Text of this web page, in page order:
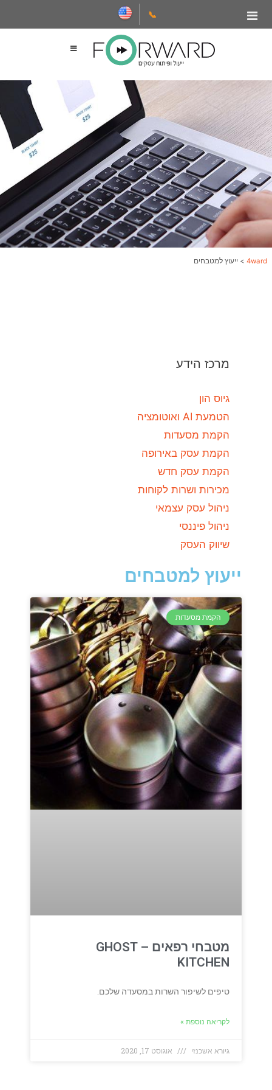
📞
4ward
> ייעוץ למטבחים
מרכז הידע
גיוס הון
הטמעת AI ואוטומציה
הקמת מסעדות
הקמת עסק באירופה
הקמת עסק חדש
מכירות ושרות לקוחות
ניהול עסק עצמאי
ניהול פיננסי
שיווק העסק
ייעוץ למטבחים
הקמת מסעדות
מטבחי רפאים – GHOST
KITCHEN
טיפים לשיפור השרות במסעדה שלכם.
לקריאה נוספת »
גיורא אשכנזי אוגוסט 17, 2020